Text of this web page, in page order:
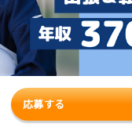
応募する